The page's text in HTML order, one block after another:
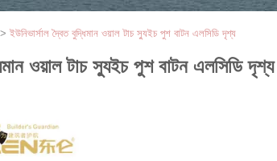
> ইউনিভার্সাল দ্বৈত বুদ্ধিমান ওয়াল টাচ স্যুইচ পুশ বাটন এলসিডি দৃশ্য
ওয়াল টাচ স্যুইচ পুশ বাটন এলসিডি দৃশ্য